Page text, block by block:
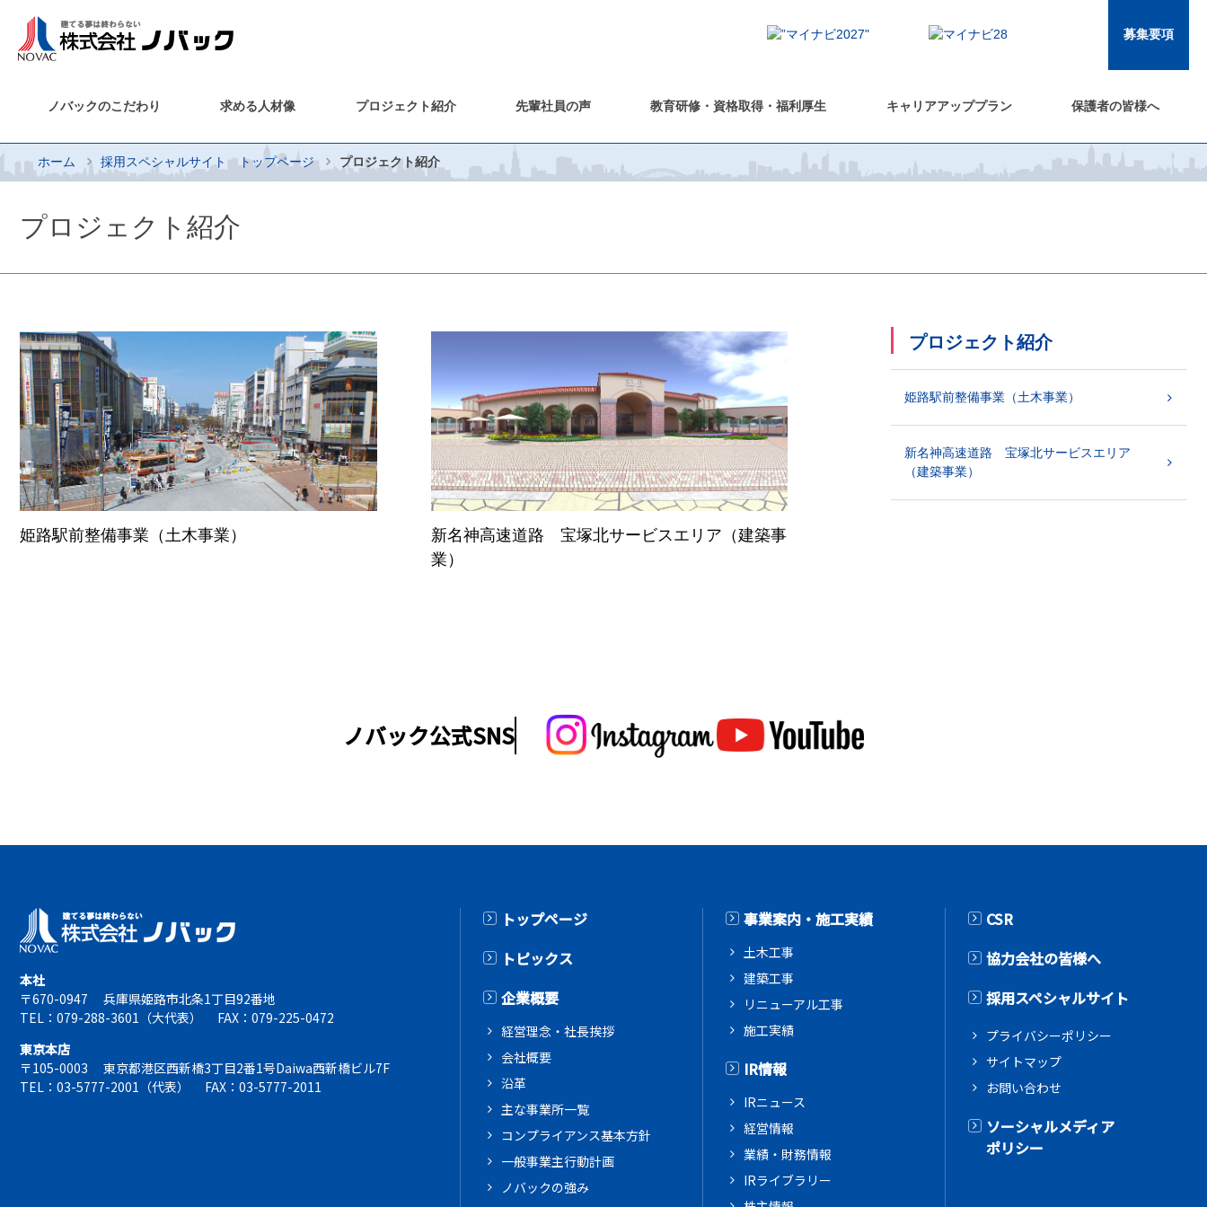
ノバックのこだわり 求める人材像 プロジェクト紹介 先輩社員の声 教育研修・資格取得・福利厚生 キャリアアッププラン 保護者の皆様へ
募集要項
ホーム 採用スペシャルサイト トップページ プロジェクト紹介
プロジェクト紹介
姫路駅前整備事業（土木事業）
新名神高速道路 宝塚北サービスエリア（建築事
業）
プロジェクト紹介
姫路駅前整備事業（土木事業）
新名神高速道路 宝塚北サービスエリア
（建築事業）
ノバック公式SNS
本社
〒670-0947
兵庫県姫路市北条1丁目92番地
TEL：079-288-3601（大代表）
FAX：079-225-0472
東京本店
〒105-0003
東京都港区西新橋3丁目2番1号Daiwa西新橋ビル7F
TEL：03-5777-2001（代表）
FAX：03-5777-2011
トップページ
トピックス
企業概要
経営理念・社長挨拶
会社概要
沿革
主な事業所一覧
コンプライアンス基本方針
一般事業主行動計画
ノバックの強み
事業案内・施工実績
土木工事
建築工事
リニューアル工事
施工実績
IR情報
IRニュース
経営情報
業績・財務情報
IRライブラリー
CSR
協力会社の皆様へ
採用スペシャルサイト
プライバシーポリシー
サイトマップ
お問い合わせ
ソーシャルメディア
ポリシー